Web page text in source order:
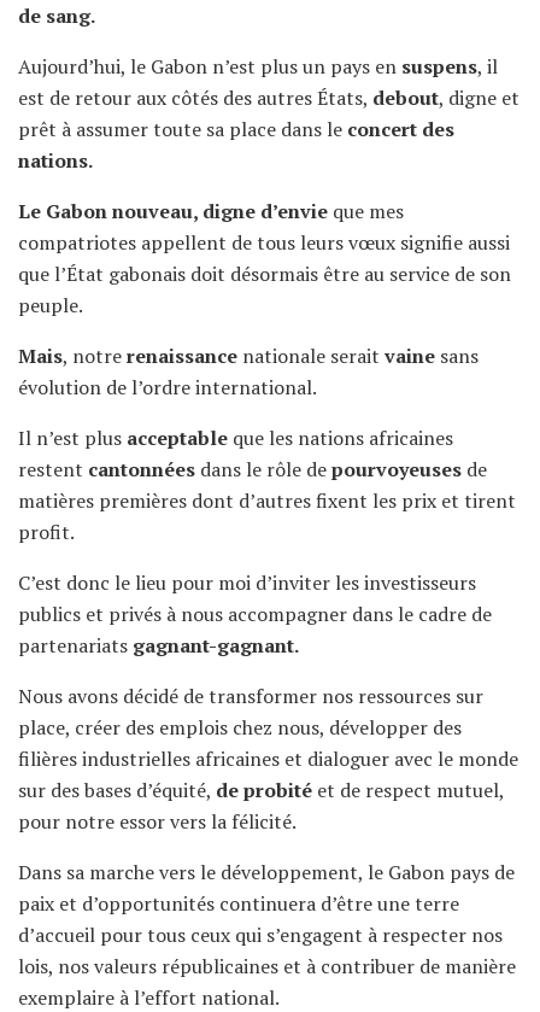
de sang.
Aujourd’hui, le Gabon n’est plus un pays en suspens, il
est de retour aux côtés des autres États, debout, digne et
prêt à assumer toute sa place dans le concert des
nations.
Le Gabon nouveau, digne d’envie que mes
compatriotes appellent de tous leurs vœux signifie aussi
que l’État gabonais doit désormais être au service de son
peuple.
Mais, notrerenaissance nationale serait vaine sans
évolution de l’ordre international.
Il n’est plus acceptable que les nations africaines
restent cantonnées dans le rôle depourvoyeuses de
matières premières dont d’autres fixent les prix et tirent
profit.
C’est donc le lieu pour moi d’inviter les investisseurs
publics et privés à nous accompagner dans le cadre de
partenariats gagnant-gagnant.
Nous avons décidé de transformer nos ressources sur
place, créer des emplois chez nous, développer des
filières industrielles africaines et dialoguer avec le monde
sur des bases d’équité, de probité et de respect mutuel,
pour notre essor vers la félicité.
Dans sa marche vers le développement, le Gabon pays de
paix et d’opportunités continuera d’être une terre
d’accueil pour tous ceux qui s’engagent à respecter nos
lois, nos valeurs républicaines et à contribuer de manière
exemplaire à l’effort national.